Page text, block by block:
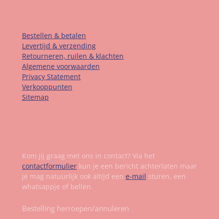
Bestellen & betalen
Levertijd & verzending
Retourneren, ruilen & klachten
Algemene voorwaarden
Privacy Statement
Verkooppunten
Sitemap
Kom jij graag met ons in contact? Via het
contactformulierkun je een bericht achterlaten maar
je mag natuurlijk ook altijd een e-mail sturen, een
whatsappje of bellen.
Bestelling herroepen/annuleren